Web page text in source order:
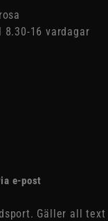
8.30-16 vardagar
e-post
Gäller all text